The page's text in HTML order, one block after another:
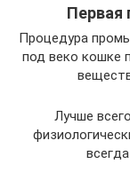
Первая
Процедура
под веко кошке
Лучше